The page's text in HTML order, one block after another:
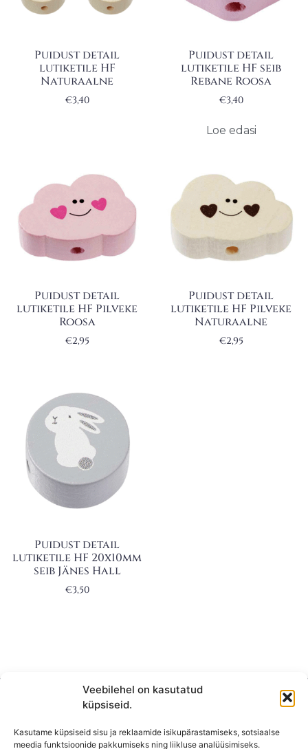
Veebilehel on kasutatud
küpsiseid.
Kasutame küpsiseid sisu ja reklaamide isikupärastamiseks, sotsiaalse
meedia funktsioonide pakkumiseks ning liikluse analüüsimiseks.
Puidust detail
lutiketile HF
Naturaalne
€3,40
Puidust detail
lutiketile HF seib
Rebane Roosa
€3,40
Loe edasi
Puidust detail
lutiketile HF Pilveke
Roosa
€2,95
Puidust detail
lutiketile HF Pilveke
Naturaalne
€2,95
Puidust detail
lutiketile HF 20x10mm
seib Jänes Hall
€3,50